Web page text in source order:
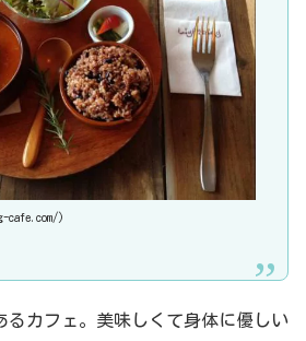
cafe.com/)
るカフェ。美味しくて身体に優しい